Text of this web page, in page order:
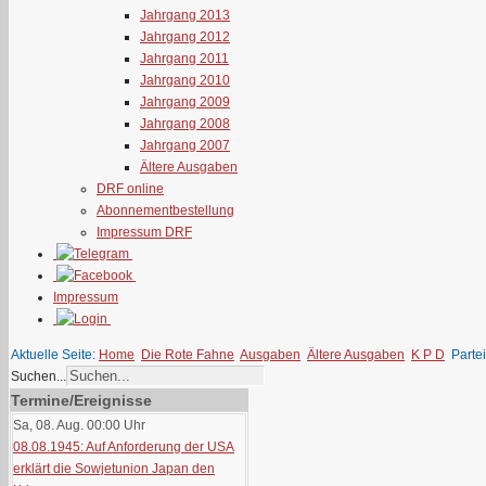
Jahrgang 2013
Jahrgang 2012
Jahrgang 2011
Jahrgang 2010
Jahrgang 2009
Jahrgang 2008
Jahrgang 2007
Ältere Ausgaben
DRF online
Abonnementbestellung
Impressum DRF
Impressum
Aktuelle Seite: Home Die Rote Fahne Ausgaben Ältere Ausgaben K P D
Suchen...
Termine/Ereignisse
Sa, 08. Aug. 00:00 Uhr
08.08.1945: Auf Anforderung der USA
erklärt die Sowjetunion Japan den